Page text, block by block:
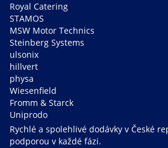
Royal Catering
STAMOS
MSW Motor Technics
Steinberg Systems
ulsonix
hillvert
physa
Wiesenfield
Fromm & Starck
Uniprodo
Rychlé a spolehlivé dodávky v České
podporou v každé fázi.